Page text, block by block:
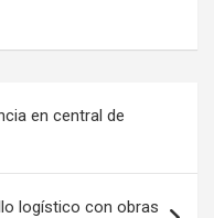
en central de
logístico con obras